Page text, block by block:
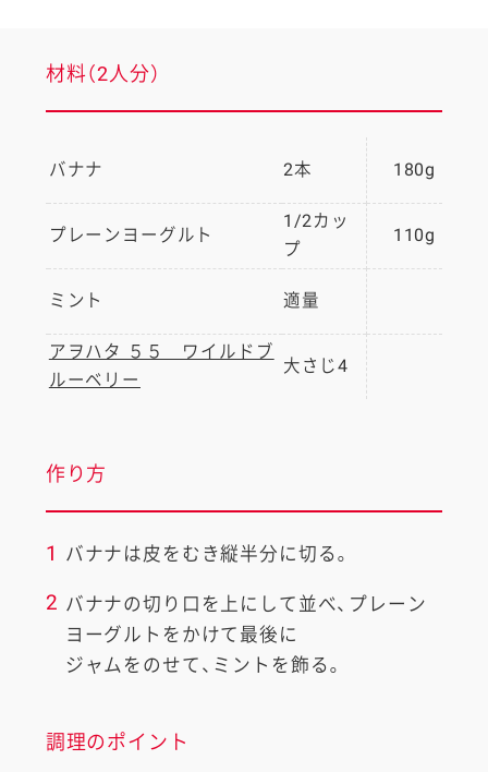
材料（2人分）
バナナ 2本 180g
プレーンヨーグルト
1/2カッ
プ
110g
ミント 適量
アヲハタ ５５ ワイルドブ
ルーベリー
大さじ4
作り方
1 バナナは皮をむき縦半分に切る。
2 バナナの切り口を上にして並べ、プレーン
ヨーグルトをかけて最後に
ジャムをのせて、ミントを飾る。
調理のポイント